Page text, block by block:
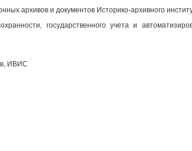
архивов и документов Историко-архивного
государственного учета и
ИВИС